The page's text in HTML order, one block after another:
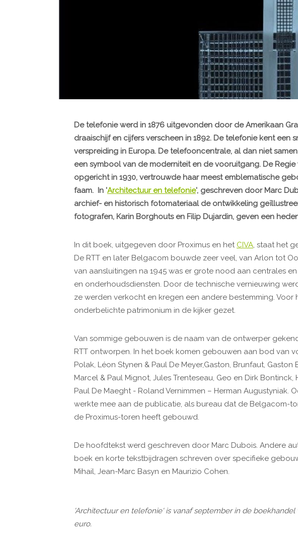
De telefonie werd in 1876 uitgevonden door de Amerikaan
draaischijf en cijfers verscheen in 1892. De telefonie kent een
verspreiding in Europa. De telefooncentrale, al dan niet
een symbool van de moderniteit en de vooruitgang. De
opgericht in 1930, vertrouwde haar meest emblematische
faam. In 'Architectuur en telefonie', geschreven door Marc
archief- en historisch fotomateriaal de ontwikkeling
fotografen, Karin Borghouts en Filip Dujardin, geven een
In dit boek, uitgegeven door Proximus en het CIVA, staat het
De RTT en later Belgacom bouwde zeer veel, van Arlon tot
van aansluitingen na 1945 was er grote nood aan centrales
en onderhoudsdiensten. Door de technische vernieuwing
ze werden verkocht en kregen een andere bestemming. Voor
onderbelichte patrimonium in de kijker gezet.
Van sommige gebouwen is de naam van de ontwerper
RTT ontworpen. In het boek komen gebouwen aan bod van
Polak, Léon Stynen & Paul De Meyer,Gaston, Brunfaut, Gaston
Marcel & Paul Mignot, Jules Trenteseau, Geo en Dirk Bontinck,
Paul De Maeght - Roland Vernimmen – Herman Augustyniak.
werkte mee aan de publicatie, als bureau dat de Belgacom-
de Proximus-toren heeft gebouwd.
De hoofdtekst werd geschreven door Marc Dubois. Andere
boek en korte tekstbijdragen schreven over specifieke
Mihail, Jean-Marc Basyn en Maurizio Cohen.
'Architectuur en telefonie' is vanaf september in de boekhandel
euro.